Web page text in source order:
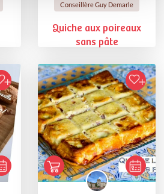
Conseillère Guy Demarle
Quiche aux poireaux
sans pâte